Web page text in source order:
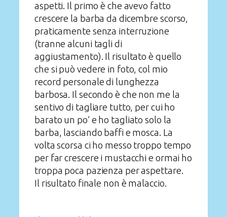
aspetti. Il primo è che avevo fatto
crescere la barba da dicembre scorso,
praticamente senza interruzione
(tranne alcuni tagli di
aggiustamento). Il risultato è quello
che si può vedere in foto, col mio
record personale di lunghezza
barbosa. Il secondo è che non me la
sentivo di tagliare tutto, per cui ho
barato un po’ e ho tagliato solo la
barba, lasciando baffi e mosca. La
volta scorsa ci ho messo troppo tempo
per far crescere i mustacchi e ormai ho
troppa poca pazienza per aspettare.
Il risultato finale non è malaccio.